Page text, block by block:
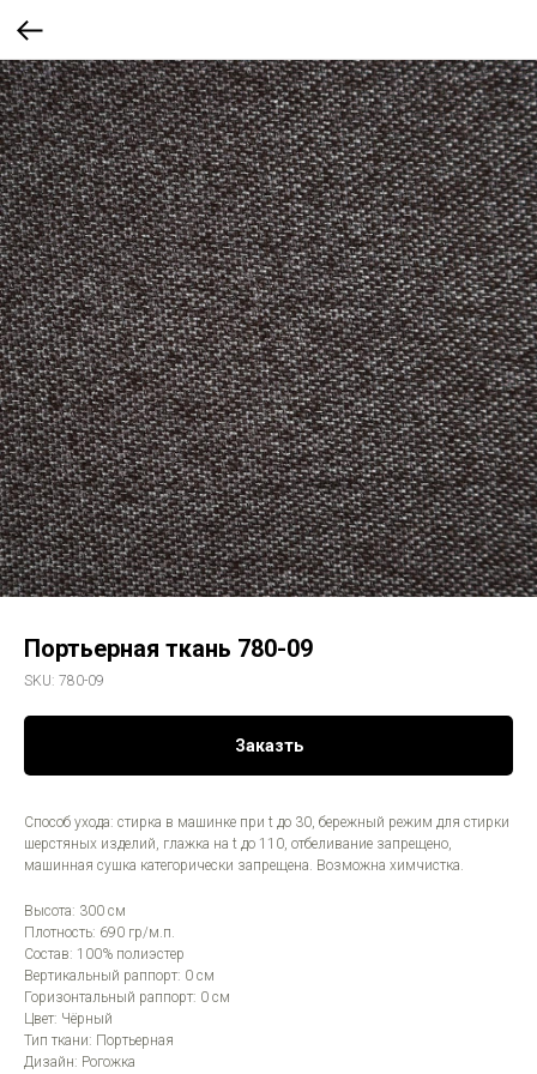
Портьерная ткань 780-09
SKU: 780-09
Заказть
Способ ухода: стирка в машинке при t до 30, бережный режим для стирки
шерстяных изделий, глажка на t до 110, отбеливание запрещено,
машинная сушка категорически запрещена. Возможна химчистка.
Высота: 300 см
Плотность: 690 гр/м.п.
Состав: 100% полиэстер
Вертикальный раппорт: 0 см
Горизонтальный раппорт: 0 см
Цвет: Чёрный
Тип ткани: Портьерная
Дизайн: Рогожка